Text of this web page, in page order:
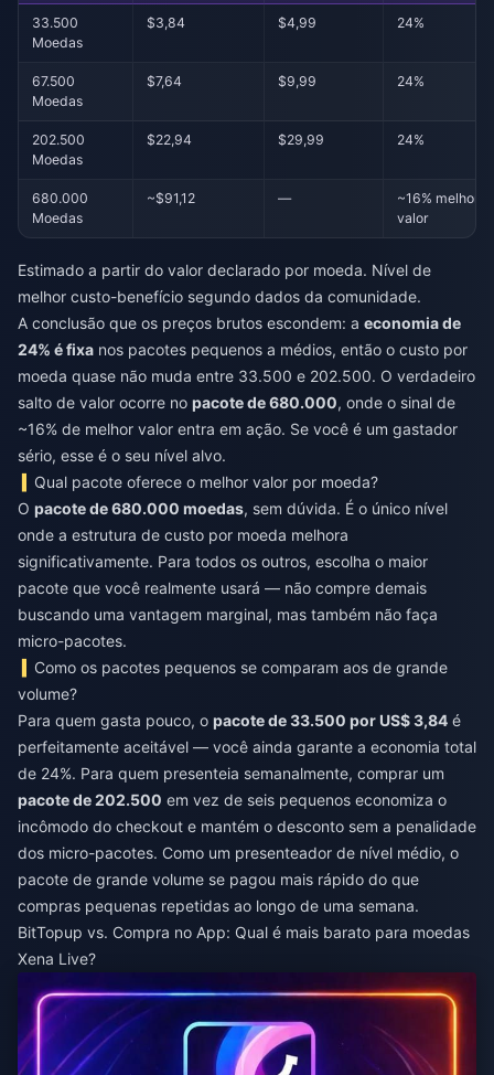
33.500
Moedas
$3,84 $4,99 24%
67.500
Moedas
$7,64 $9,99 24%
202.500
Moedas
$22,94 $29,99 24%
680.000
Moedas
~$91,12 —
~16% melhor
valor
Estimado a partir do valor declarado por moeda. Nível de
melhor custo-benefício segundo dados da comunidade.
A conclusão que os preços brutos escondem: a economia de
24% é fixa nos pacotes pequenos a médios, então o custo por
moeda quase não muda entre 33.500 e 202.500. O verdadeiro
salto de valor ocorre no pacote de 680.000, onde o sinal de
~16% de melhor valor entra em ação. Se você é um gastador
sério, esse é o seu nível alvo.
Qual pacote oferece o melhor valor por moeda?
O pacote de 680.000 moedas, sem dúvida. É o único nível
onde a estrutura de custo por moeda melhora
significativamente. Para todos os outros, escolha o maior
pacote que você realmente usará — não compre demais
buscando uma vantagem marginal, mas também não faça
micro-pacotes.
Como os pacotes pequenos se comparam aos de grande
volume?
Para quem gasta pouco, o pacote de 33.500 por US$ 3,84 é
perfeitamente aceitável — você ainda garante a economia total
de 24%. Para quem presenteia semanalmente, comprar um
pacote de 202.500 em vez de seis pequenos economiza o
incômodo do checkout e mantém o desconto sem a penalidade
dos micro-pacotes. Como um presenteador de nível médio, o
pacote de grande volume se pagou mais rápido do que
compras pequenas repetidas ao longo de uma semana.
BitTopup vs. Compra no App: Qual é mais barato para moedas
Xena Live?